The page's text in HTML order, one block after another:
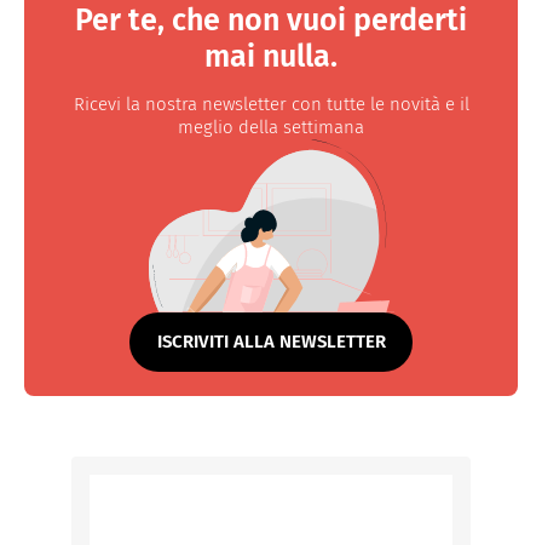
Per te, che non vuoi perderti
mai nulla.
Ricevi la nostra newsletter con tutte le novità e il
meglio della settimana
ISCRIVITI ALLA NEWSLETTER